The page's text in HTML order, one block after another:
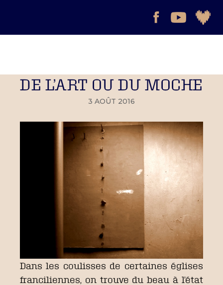
DE L’ART OU DU MOCHE
3 AOÛT 2016
Dans les coulisses de certaines églises
franciliennes, on trouve du beau à l’état